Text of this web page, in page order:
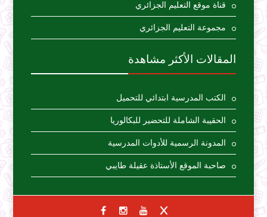
قناة موقع التعليم الجزائري
مجموعة التعليم الجزائري
المقالات الأكثر مشاهدة
الكتب المدرسية ابتدائي للتحميل
الحقيبة الشاملة للتحضير للبكالوريا
المدونة الرسمية للأدوات المدرسية
صاحبة الموقع الأستاذة عقيلة طايبي